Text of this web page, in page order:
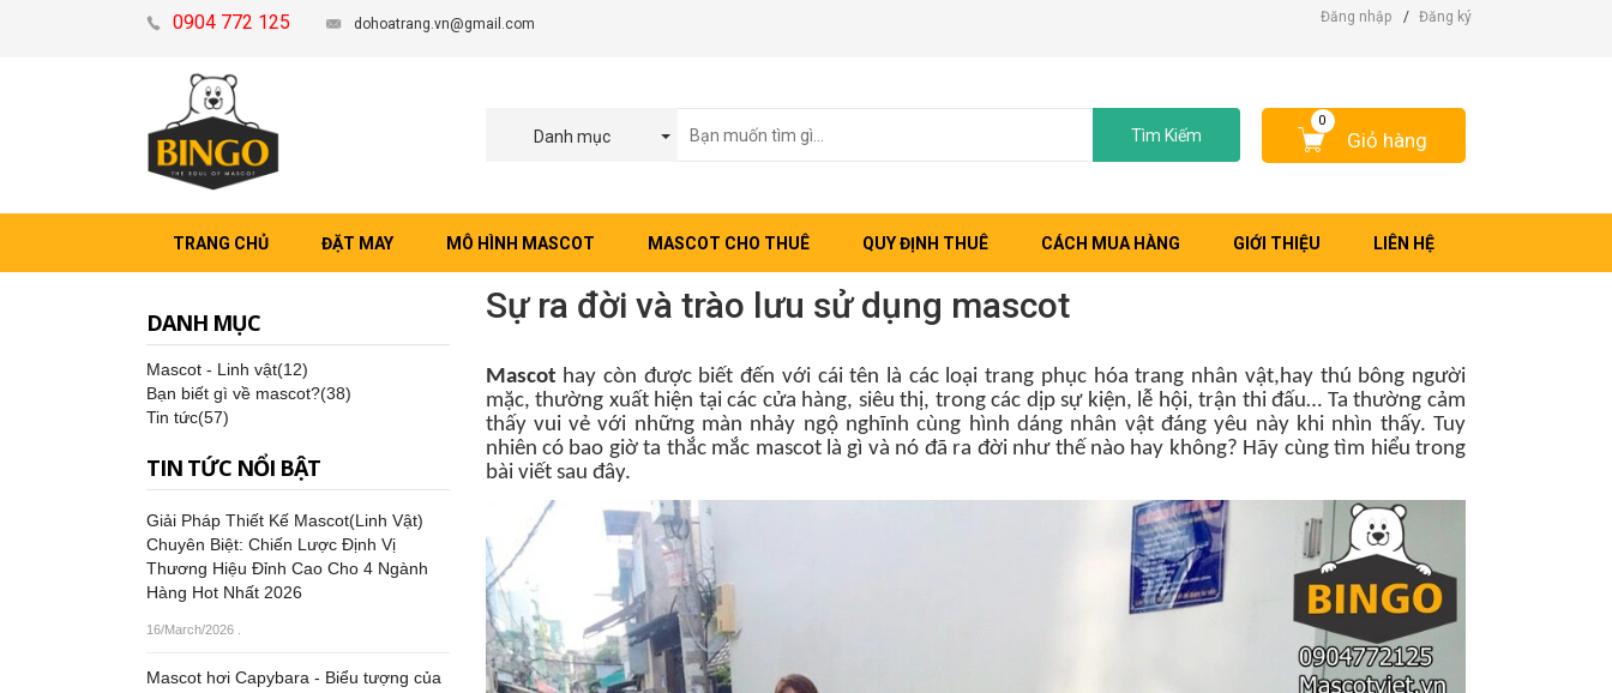
0904 772 125 dohoatrang.vn@gmail.com Đăng nhập / Đăng ký
Danh mục Tìm Kiếm Giỏ hàng
0
TRANG CHỦ ĐẶT MAY MÔ HÌNH MASCOT MASCOT CHO THUÊ QUY ĐỊNH THUÊ CÁCH MUA HÀNG GIỚI THIỆU LIÊN HỆ
Sự ra đời và trào lưu sử dụng mascot
Mascot hay còn được biết đến với cái tên là các loại trang phục hóa trang nhân vật,hay thú bông người
mặc, thường xuất hiện tại các cửa hàng, siêu thị, trong các dịp sự kiện, lễ hội, trận thi đấu… Ta thường cảm
thấy vui vẻ với những màn nhảy ngộ nghĩnh cùng hình dáng nhân vật đáng yêu này khi nhìn thấy. Tuy
nhiên có bao giờ ta thắc mắc mascot là gì và nó đã ra đời như thế nào hay không? Hãy cùng tìm hiểu trong
bài viết sau đây.
DANH MỤC
Mascot - Linh vật(12)
Bạn biết gì về mascot?(38)
Tin tức(57)
TIN TỨC NỔI BẬT
Giải Pháp Thiết Kế Mascot(Linh Vật)
Chuyên Biệt: Chiến Lược Định Vị
Thương Hiệu Đỉnh Cao Cho 4 Ngành
Hàng Hot Nhất 2026
16/March/2026
Mascot hơi Capybara - Biểu tượng của